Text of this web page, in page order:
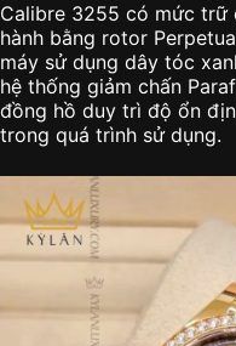
Calibre 3255 có mức trữ
hành bằng rotor
máy sử dụng dây tóc
hệ thống giảm chấn
đồng hồ duy trì độ ổn
trong quá trình sử dụng.